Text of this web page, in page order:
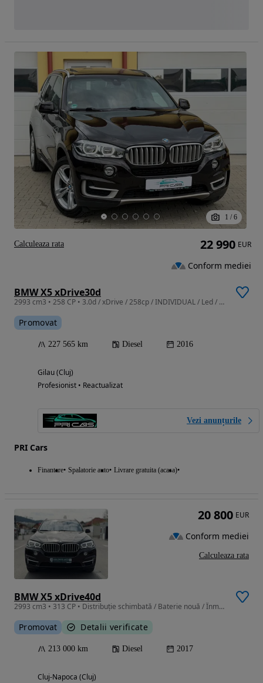
1 / 6
BMW X5 xDrive30d
2993 cm3 • 258 CP • 3.0d / xDrive / 258cp / INDIVIDUAL / Led / Pano / Incalzire auxiliara
Promovat
227 565 km Diesel 2016
Gilau (Cluj)
Profesionist • Reactualizat
Vezi anunțurile
PRI Cars
Finantare Spalatorie auto Livrare gratuita (acasa)
22 990 EUR
Conform mediei
Calculeaza rata
BMW X5 xDrive40d
2993 cm3 • 313 CP • Distribuție schimbată / Baterie nouă / Înmatriculat
Promovat Detalii verificate
213 000 km Diesel 2017
Cluj-Napoca (Cluj)
20 800 EUR
Conform mediei
Calculeaza rata